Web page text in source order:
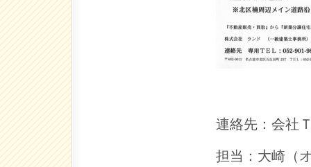
連絡先：会社
担当：大崎（